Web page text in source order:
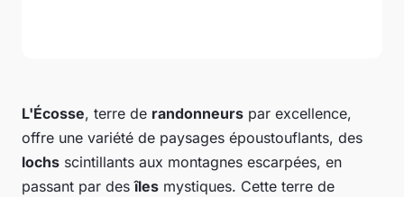
L'Écosse, terre de randonneurs par excellence,
offre une variété de paysages époustouflants, des
lochs scintillants aux montagnes escarpées, en
passant par desîles mystiques. Cette terre de